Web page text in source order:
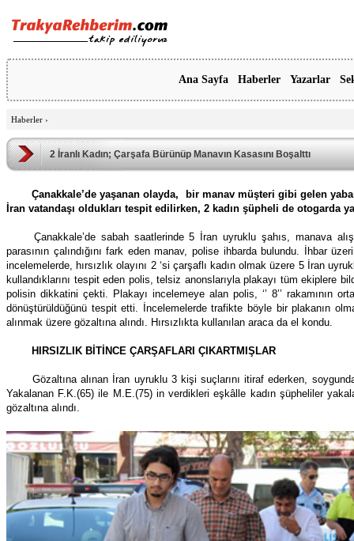
Ana Sayfa Haberler Yazarlar
Haberler ›
2 İranlı Kadın; Çarşafa Bürünüp Manavın Kasasını Boşalttı
Çanakkale’de yaşanan olayda, bir manav müşteri gibi gelen
İran vatandaşı oldukları tespit edilirken, 2 kadın şüpheli de otogarda
Çanakkale’de sabah saatlerinde 5 İran uyruklu şahıs, manava
parasının çalındığını fark eden manav, polise ihbarda bulundu. İhbar
incelemelerde, hırsızlık olayını 2 ‘si çarşaflı kadın olmak üzere 5 İran
kullandıklarını tespit eden polis, telsiz anonslarıyla plakayı tüm ekiplere
polisin dikkatini çekti. Plakayı incelemeye alan polis, ‘’ 8’’ rakamının orta
dönüştürüldüğünü tespit etti. İncelemelerde trafikte böyle bir plakanın
alınmak üzere gözaltına alındı. Hırsızlıkta kullanılan araca da el kondu.
HIRSIZLIK BİTİNCE ÇARŞAFLARI ÇIKARTMIŞLAR
Gözaltına alınan İran uyruklu 3 kişi suçlarını itiraf ederken,
Yakalanan F.K.(65) ile M.E.(75) in verdikleri eşkâlle kadın şüpheliler
gözaltına alındı.